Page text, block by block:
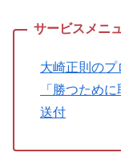
大崎正則のプ
「勝つため
送付